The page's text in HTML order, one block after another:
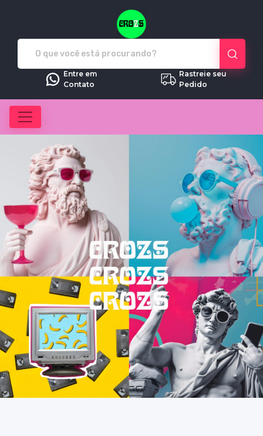
Crozs - Camisetas e produtos
Entre em
Contato
Rastreie seu
Pedido